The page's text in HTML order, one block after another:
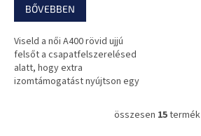
BŐVEBBEN
Viseld a női A400 rövid ujjú
felsőt a csapatfelszerelésed
alatt, hogy extra
izomtámogatást nyújtson egy
L
összesen 15termék